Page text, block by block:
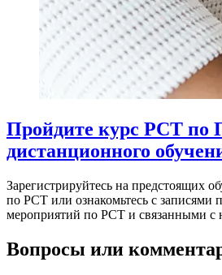
Пройдите курс PCT по
дистанционного
Зарегистрируйтесь на предстоящих
по PCT или ознакомьтесь с
мероприятий по PCT и связанными с
Вопросы или